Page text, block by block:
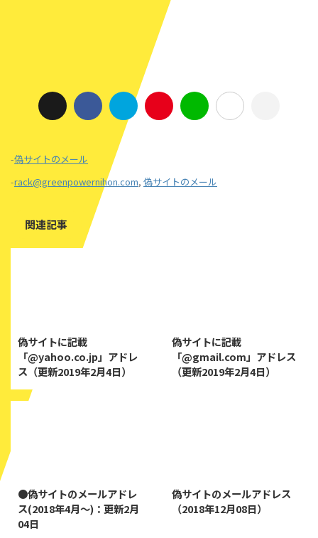
-偽サイトのメール
-rack@greenpowernihon.com, 偽サイトのメール
関連記事
偽サイトに記載
「@yahoo.co.jp」アドレ
ス（更新2019年2月4日）
偽サイトに記載
「@gmail.com」アドレス
（更新2019年2月4日）
●偽サイトのメールアドレ
ス(2018年4月～)：更新2月
04日
偽サイトのメールアドレス
（2018年12月08日）